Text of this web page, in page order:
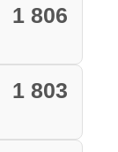
1 806
1 803